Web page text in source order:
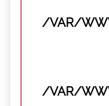
/VAR/
/VAR/